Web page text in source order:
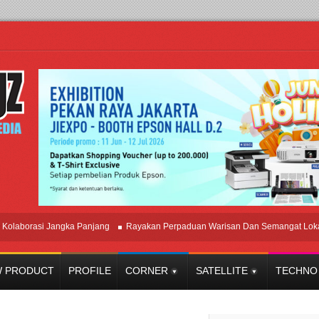
Jangka Panjang Rayakan Perpaduan Warisan Dan Semangat Lokal,
PRODUCT PROFILE CORNER SATELLITE TECHNO